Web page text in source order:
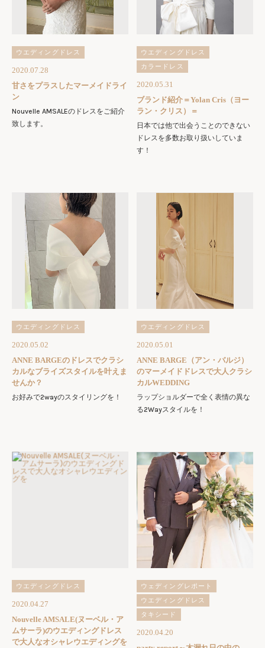
ウエディングドレス
2020.07.28
甘さをプラスしたマーメイドライ
ン
Nouvelle AMSALEのドレスをご紹介
致します。
ウエディングドレス
カラードレス
2020.05.31
ブランド紹介＝Yolan Cris（ヨー
ラン・クリス）＝
日本では他で出会うことのできない
ドレスを多数お取り扱いしていま
す！
ウエディングドレス
2020.05.02
ANNE BARGEのドレスでクラシ
カルなブライズスタイルを叶えま
せんか？
お好みで2wayのスタイリングを！
ウエディングドレス
2020.05.01
ANNE BARGE（アン・バルジ）
のマーメイドドレスで大人クラシ
カルWEDDING
ラップショルダーで全く表情の異な
る2Wayスタイルを！
ウエディングドレス
2020.04.27
Nouvelle AMSALE(ヌーベル・ア
ムサーラ)のウエディングドレス
で大人なオシャレウエディングを
ウェディングレポート
ウエディングドレス
タキシード
2020.04.20